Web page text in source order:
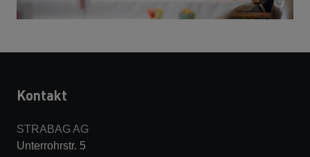
Kontakt
STRABAG AG
Unterrohrstr. 5